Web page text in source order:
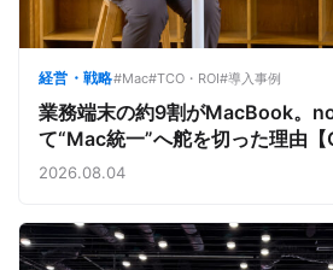
経営・戦略#Mac#TCO・ROI#導入事例
業務端末の約9割がMacBook。
て“Mac統一”へ舵を切った理由
note株式会社①】
2026.08.04